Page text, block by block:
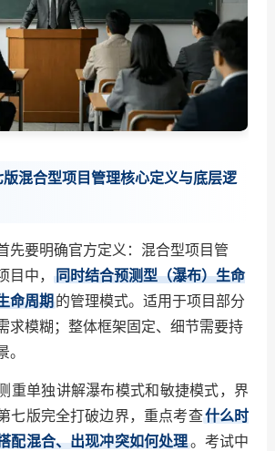
混合型项目管理核心定义与底层逻
先要明确官方定义：混合型项目管
目中，
同时结合预测型（瀑布）生命
命周期 的管理模式。适用于项目部分
求模糊；整体框架固定、细节需要持
。
重单独讲解瀑布模式和敏捷模式，界
七版完全打破边界，重点考查什么时
配混合、出现冲突如何处理。考试中